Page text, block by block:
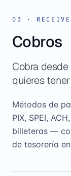
03 · RECEIVE
Cobros
Cobra
quieres
Métodos de
PIX, SPEI,
billeteras —
de tesorería